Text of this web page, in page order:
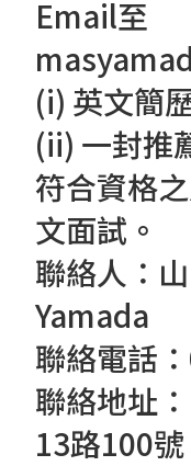
Email至
(i) 英文簡
(ii) 一封推
符合資格
文面試。
聯絡人：
Yamada
聯絡電話
聯絡地址
13路100號